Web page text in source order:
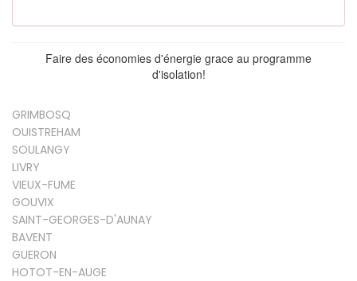
Faire des économies d'énergie grace au programme
d'isolation!
GRIMBOSQ
OUISTREHAM
SOULANGY
LIVRY
VIEUX-FUME
GOUVIX
SAINT-GEORGES-D'AUNAY
BAVENT
GUERON
HOTOT-EN-AUGE